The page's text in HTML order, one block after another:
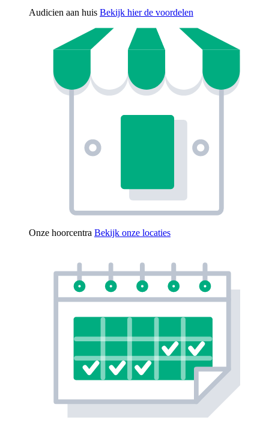
Audicien aan huis Bekijk hier de voordelen
Onze hoorcentra Bekijk onze locaties